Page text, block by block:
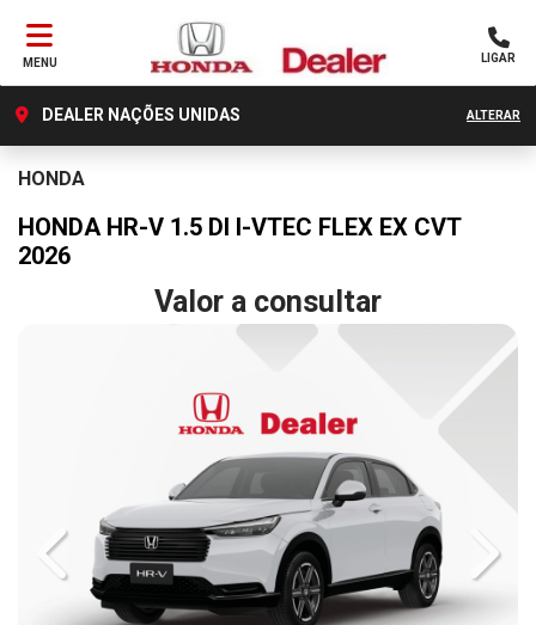
MENU LIGAR
DEALER NAÇÕES UNIDAS ALTERAR
HONDA
HONDA HR-V 1.5 DI I-VTEC FLEX EX CVT
2026
Valor a consultar
Previous Next